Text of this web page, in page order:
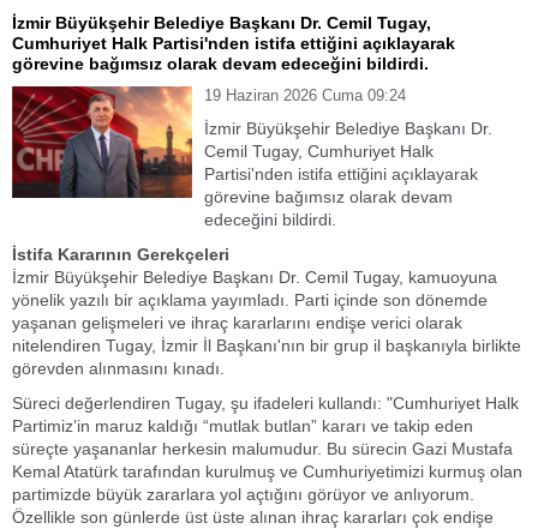
İzmir Büyükşehir Belediye Başkanı Dr. Cemil Tugay,
Cumhuriyet Halk Partisi'nden istifa ettiğini açıklayarak
görevine bağımsız olarak devam edeceğini bildirdi.
19 Haziran 2026 Cuma 09:24
İzmir Büyükşehir Belediye Başkanı Dr.
Cemil Tugay, Cumhuriyet Halk
Partisi'nden istifa ettiğini açıklayarak
görevine bağımsız olarak devam
edeceğini bildirdi.
İstifa Kararının Gerekçeleri
İzmir Büyükşehir Belediye Başkanı Dr. Cemil Tugay, kamuoyuna
yönelik yazılı bir açıklama yayımladı. Parti içinde son dönemde
yaşanan gelişmeleri ve ihraç kararlarını endişe verici olarak
nitelendiren Tugay, İzmir İl Başkanı'nın bir grup il başkanıyla birlikte
görevden alınmasını kınadı.
Süreci değerlendiren Tugay, şu ifadeleri kullandı: "Cumhuriyet Halk
Partimiz’in maruz kaldığı “mutlak butlan” kararı ve takip eden
süreçte yaşananlar herkesin malumudur. Bu sürecin Gazi Mustafa
Kemal Atatürk tarafından kurulmuş ve Cumhuriyetimizi kurmuş olan
partimizde büyük zararlara yol açtığını görüyor ve anlıyorum.
Özellikle son günlerde üst üste alınan ihraç kararları çok endişe